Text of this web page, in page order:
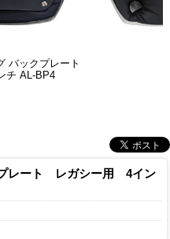
バックプレート
チ AL-BP4
レート レガシー用 4イン